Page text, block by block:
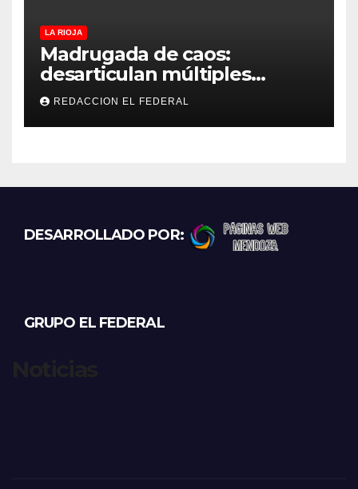
LA RIOJA
Madrugada de caos:
desarticulan múltiples
“rodadas” y detienen a
motociclistas violentos
REDACCION EL FEDERAL
DESARROLLADO POR:
GRUPO EL FEDERAL